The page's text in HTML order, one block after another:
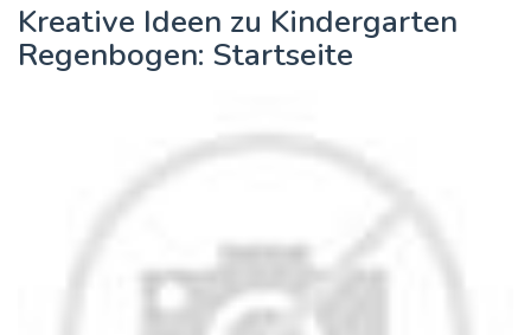
Kreative Ideen zu Kindergarten
Regenbogen: Startseite